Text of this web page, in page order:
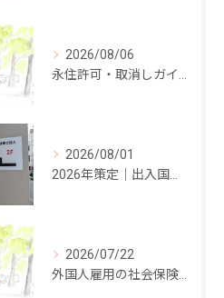
2026/08/06
2026/08/01
2026/07/22